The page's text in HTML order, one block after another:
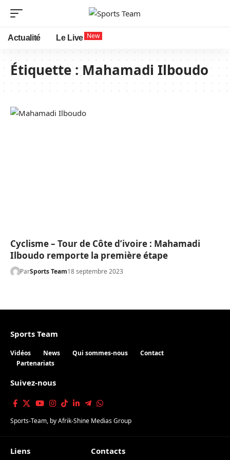
Actualité Le Live New
Étiquette :Mahamadi Ilboudo
Cyclisme – Tour de Côte d’ivoire : Mahamadi
Ilboudo remporte la première étape
ParSports Team18 septembre 2023
Sports Team
Vidéos News Qui sommes-nous
Contact
Partenariats
Suivez-nous
Sports-Team, byAfrik-Shine Medias Group
Liens Contacts